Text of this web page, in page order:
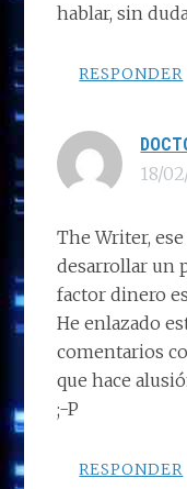
hablar, sin
RESPONDER
18/
The Writer,
desarrollar un
factor dinero
He enlazado
comentarios
que hace
;-P
RESPONDER